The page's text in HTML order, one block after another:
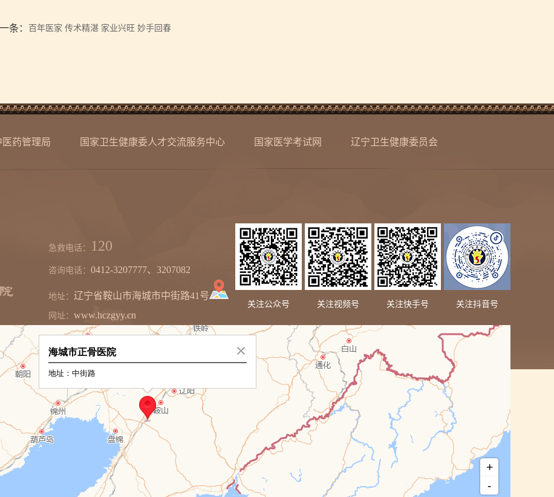
一条： 百年医家 传术精湛 家业兴旺 妙手回春
医药管理局 国家卫生健康委人才交流服务中心 国家医学考试网 辽宁卫生健康委员会
急救电话： 120
咨询电话： 0412-3207777、3207082
地址： 辽宁省鞍山市海城市中街路41号
网址： www.hczgyy.cn
关注公众号 关注视频号 关注快手号 关注抖音号